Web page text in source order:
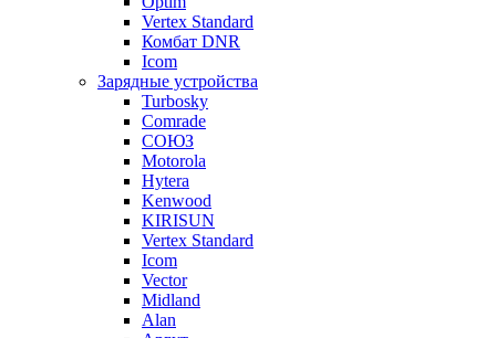
Vertex Standard
Комбат DNR
Icom
Зарядные устройства
Turbosky
Comrade
СОЮЗ
Motorola
Hytera
Kenwood
KIRISUN
Vertex Standard
Icom
Vector
Midland
Alan